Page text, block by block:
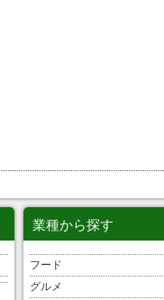
業種から探す
フード
グルメ